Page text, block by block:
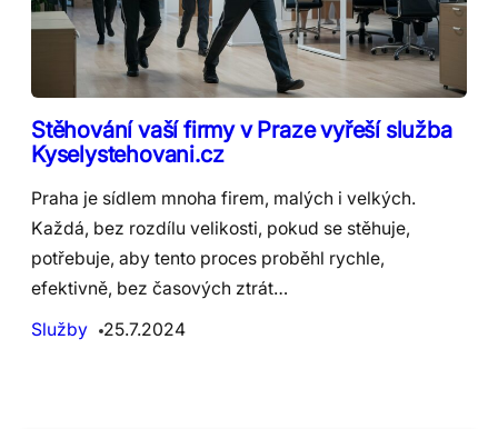
Stěhování vaší firmy v Praze vyřeší služba
Kyselystehovani.cz
Praha je sídlem mnoha firem, malých i velkých.
Každá, bez rozdílu velikosti, pokud se stěhuje,
potřebuje, aby tento proces proběhl rychle,
efektivně, bez časových ztrát…
Služby
25.7.2024